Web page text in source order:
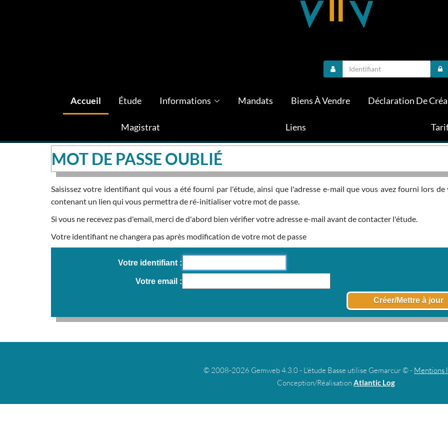
Accueil Étude Informations Mandats Biens À Vendre Déclaration De
Magistrat Liens
MOT DE PASSE OUBLIÉ
Saisissez votre identifiant qui vous a été fourni par l'étude, ainsi que l'adresse e-mail que vous avez fourni lors
contenant un lien qui vous permettra de ré-initialiser votre mot de passe.
Si vous ne recevez pas d'email, merci de d'abord bien vérifier votre adresse e-mail avant de contacter l'étude.
Votre identifiant ne changera pas après modification de votre mot de passe
Votre identifiant
Votre email
© 2008-2026 Gemweb 4.3.0 - L'étude Basse utilise Gemarcur © - Mentions
Conception/Réalisation Atlantic Log